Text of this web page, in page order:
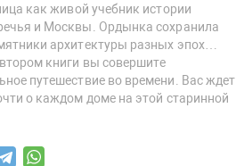
как живой учебник истории
и Москвы. Ордынка сохранила
архитектуры разных эпох…
книги вы совершите
путешествие во времени. Вас ждет
о каждом доме на этой старинной